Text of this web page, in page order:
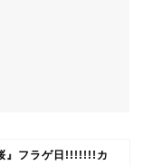
』フラゲ日!!!!!!!カ